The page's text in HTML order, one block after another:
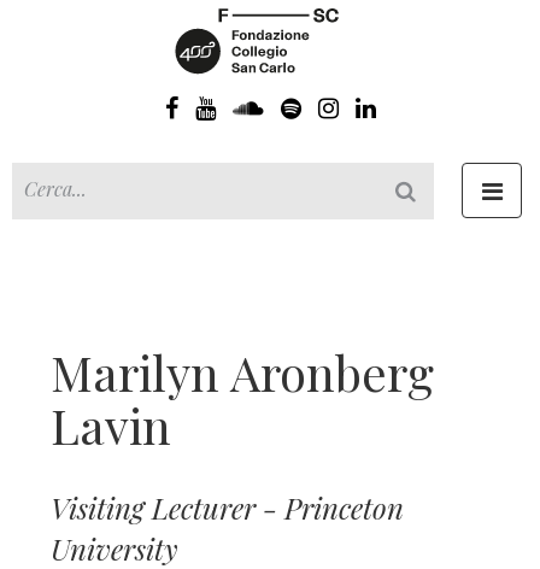
Marilyn Aronberg
Lavin
Visiting Lecturer - Princeton
University